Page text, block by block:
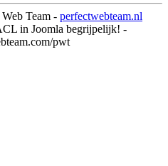
Team - perfectwebteam.nl
in Joomla begrijpelijk! -
pwt